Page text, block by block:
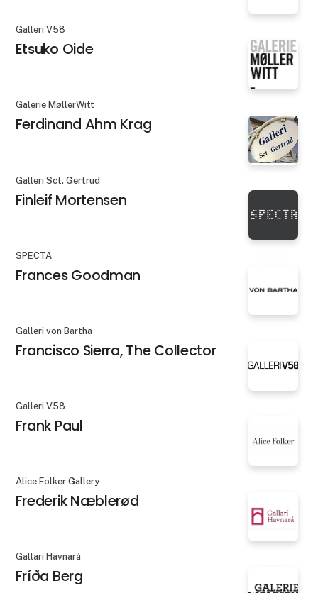
Galleri V58
Etsuko Oide
Galerie MøllerWitt
Ferdinand Ahm Krag
Galleri Sct. Gertrud
Finleif Mortensen
SPECTA
Frances Goodman
Galleri von Bartha
Francisco Sierra, The Collector
Galleri V58
Frank Paul
Alice Folker Gallery
Frederik Næblerød
Gallari Havnará
Fríða Berg